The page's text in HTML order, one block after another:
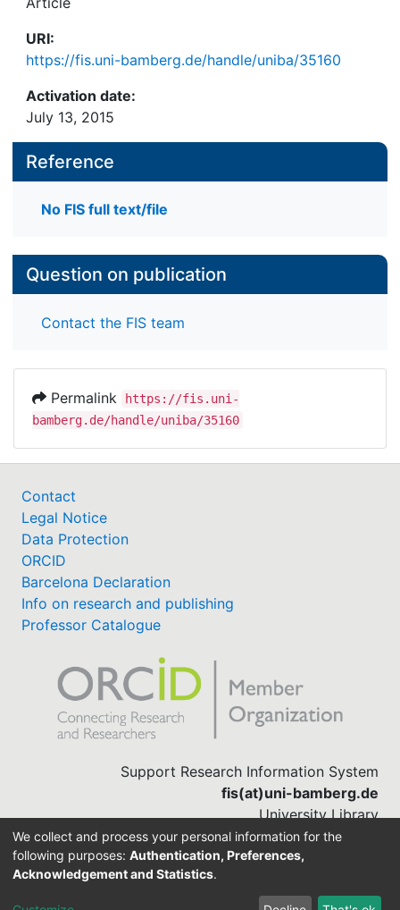
URI:
https://fis.uni-bamberg.de/handle/uniba/35160
Activation date:
July 13, 2015
Reference
No FIS full text/file
Question on publication
Contact the FIS team
Permalink
https://fis.uni-
bamberg.de/handle/uniba/35160
Contact
Legal Notice
Data Protection
ORCID
Barcelona Declaration
Info on research and publishing
Professor Catalogue
Support Research Information System
fis(at)uni-bamberg.de
University Library
(0951) 863-1568
DSpace-CRIS software
We collect and process your personal information for the
following purposes: Authentication, Preferences,
Acknowledgement and Statistics.